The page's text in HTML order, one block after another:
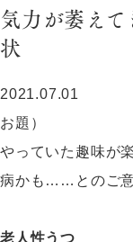
気力が萎え
状
2021.07.01
お題）
やっていた趣味が
病かも……とのご意
老人性うつ